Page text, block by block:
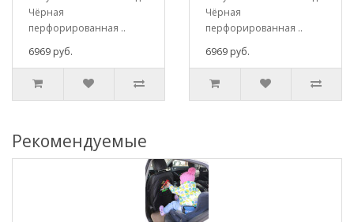
Чёрная
перфорированная ..
6969 руб.
Чёрная
перфорированная ..
6969 руб.
Рекомендуемые